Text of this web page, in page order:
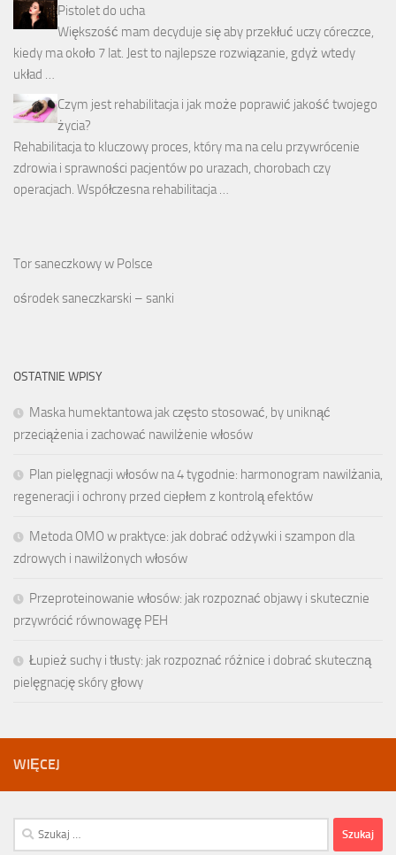
Pistolet do ucha
Większość mam decyduje się aby przekłuć uczy córeczce,
kiedy ma około 7 lat. Jest to najlepsze rozwiązanie, gdyż wtedy
układ …
Czym jest rehabilitacja i jak może poprawić jakość twojego
życia?
Rehabilitacja to kluczowy proces, który ma na celu przywrócenie
zdrowia i sprawności pacjentów po urazach, chorobach czy
operacjach. Współczesna rehabilitacja …
Tor saneczkowy w Polsce
ośrodek saneczkarski – sanki
OSTATNIE WPISY
Maska humektantowa jak często stosować, by uniknąć
przeciążenia i zachować nawilżenie włosów
Plan pielęgnacji włosów na 4 tygodnie: harmonogram nawilżania,
regeneracji i ochrony przed ciepłem z kontrolą efektów
Metoda OMO w praktyce: jak dobrać odżywki i szampon dla
zdrowych i nawilżonych włosów
Przeproteinowanie włosów: jak rozpoznać objawy i skutecznie
przywrócić równowagę PEH
Łupież suchy i tłusty: jak rozpoznać różnice i dobrać skuteczną
pielęgnację skóry głowy
WIĘCEJ
Szukaj: